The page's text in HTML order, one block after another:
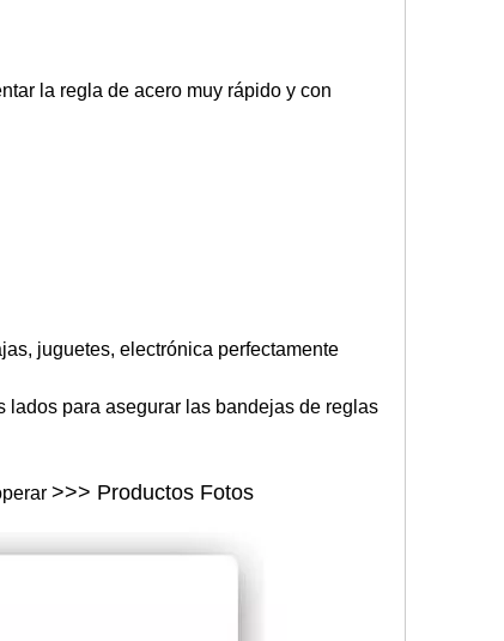
la regla de acero muy rápido y con
juguetes, electrónica perfectamente
lados para asegurar las bandejas de reglas
>>> Productos Fotos